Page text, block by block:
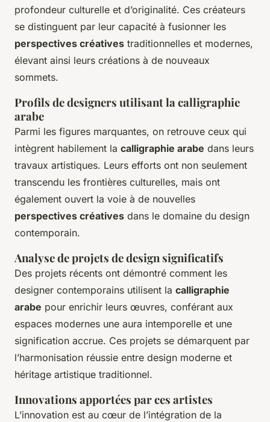
profondeur culturelle et d’originalité. Ces créateurs
se distinguent par leur capacité à fusionner les
perspectives créatives traditionnelles et modernes,
élevant ainsi leurs créations à de nouveaux
sommets.
Profils de designers utilisant la calligraphie
arabe
Parmi les figures marquantes, on retrouve ceux qui
intègrent habilement la calligraphie arabe dans leurs
travaux artistiques. Leurs efforts ont non seulement
transcendu les frontières culturelles, mais ont
également ouvert la voie à de nouvelles
perspectives créatives dans le domaine du design
contemporain.
Analyse de projets de design significatifs
Des projets récents ont démontré comment les
designer contemporains utilisent la calligraphie
arabe pour enrichir leurs œuvres, conférant aux
espaces modernes une aura intemporelle et une
signification accrue. Ces projets se démarquent par
l’harmonisation réussie entre design moderne et
héritage artistique traditionnel.
Innovations apportées par ces artistes
L’innovation est au cœur de l’intégration de la